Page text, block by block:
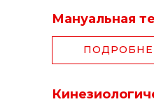
Мануальная